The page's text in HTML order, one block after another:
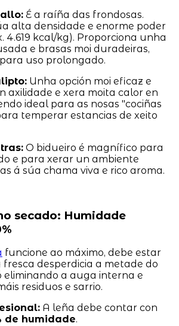
É a raíña das frondosas.
alta densidade e enorme poder
4.619 kcal/kg). Proporciona unha
e brasas moi duradeiras,
uso prolongado.
Unha opción moi eficaz e
axilidade e xera moita calor en
ideal para as nosas "cociñas
temperar estancias de xeito
O bidueiro é magnífico para
e para xerar un ambiente
á súa chama viva e rico aroma.
secado: Humidade
funcione ao máximo, debe estar
fresca desperdicia a metade do
eliminando a auga interna e
residuos e sarrio.
A leña debe contar con
de humidade.